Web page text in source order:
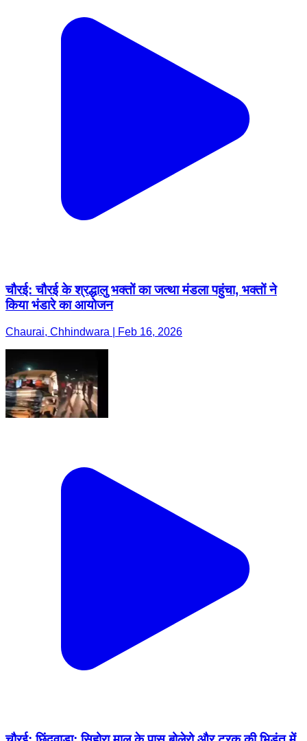
चौरई: चौरई के श्रद्धालु भक्तों का जत्था मंडला पहुंचा, भक्तों ने
किया भंडारे का आयोजन
Chaurai, Chhindwara | Feb 16, 2026